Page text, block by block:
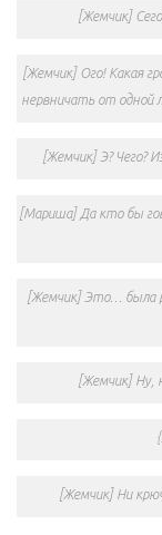
[Жемчик]
[Жемчик] Ого! Какая
нервничать от одной
[Жемчик] Э? Чего?
[Мариша] Да кто бы
[Жемчик] Это… была
[Жемчик] Ну,
[Жемчик] Ни